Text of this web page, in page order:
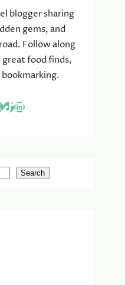
blogger sharing
gems, and
Follow along
food finds,
TikTok LinkedIn
Search